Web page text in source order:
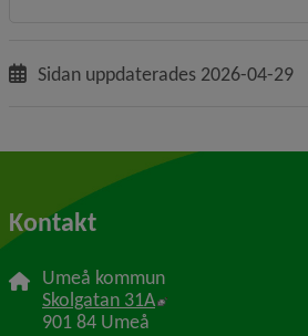
Sidan uppdaterades 2026-04-29
Kontakt
Umeå kommun
Skolgatan 31A Länk till annan
901 84 Umeå